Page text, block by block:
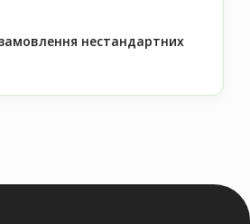
нестандартних